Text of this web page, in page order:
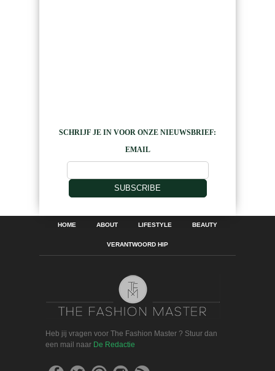
SCHRIJF JE IN VOOR ONZE NIEUWSBRIEF:
EMAIL
SUBSCRIBE
HOME ABOUT LIFESTYLE BEAUTY
VERANTWOORD HIP
Heb jij vragen voor The Fashion Master ? Stuur dan
een mail naar De Redactie